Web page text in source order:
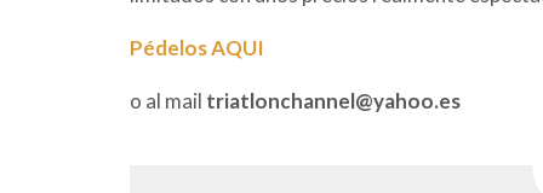
Pédelos AQUI
o al mail triatlonchannel@yahoo.es